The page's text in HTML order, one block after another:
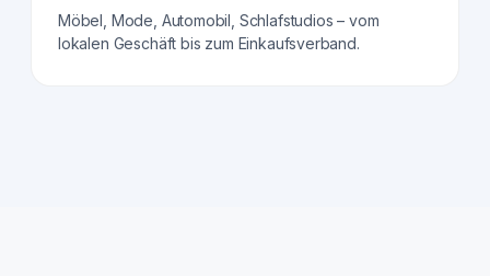
Möbel, Mode, Automobil, Schlafstudios – vom
lokalen Geschäft bis zum Einkaufsverband.